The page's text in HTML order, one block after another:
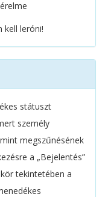
kell leróni!
státuszt
személy
megszűnésének
a „Bejelentés”
tekintetében a